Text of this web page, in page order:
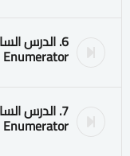
6. الدرس
Enumerator
7. الدرس
Enumerator بداخل الـ Class